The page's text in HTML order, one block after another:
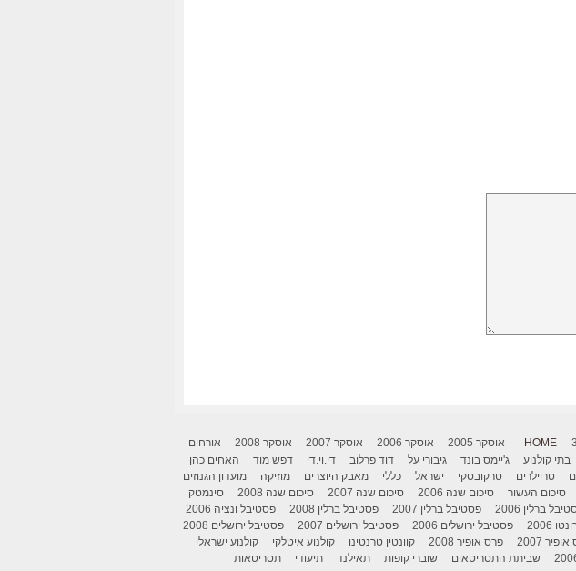
HOME אוסקר 2005 אוסקר 2006 אוסקר 2007 אוסקר 2008
אורחים
בתי קולנוע ג'יימס בונד גיבורי על דוד פרלוב די.וי.די דפש מוד
האחים כהן
טריילרים טרקובסקי ישראל כללי מאבק היוצרים מוזיקה
מועדון הגנוזים
סיכום העשור סיכום שנה 2006 סיכום שנה 2007 סיכום שנה 2008
סינמטק
ברלין 2006 פסטיבל ברלין 2007 פסטיבל ברלין 2008
פסטיבל ונציה 2006
2006 פסטיבל ירושלים 2006 פסטיבל ירושלים 2007
פסטיבל ירושלים 2008
2007 פרס אופיר 2008 קוונטין טרנטינו קולנוע איטלקי
קולנוע ישראלי
שביתת התסריטאים שוברי קופות תאילנד תיעודי תסריטאות